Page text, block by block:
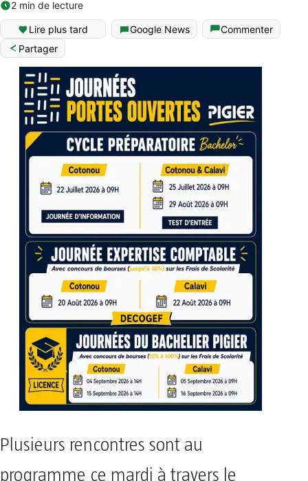
2 min de lecture
Lire plus tard Google News
Commenter
Partager
Plusieurs rencontres sont au
programme ce mardi à travers le